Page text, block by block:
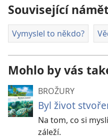
Související
Vymyslel to někdo?
Mohlo by vás
BROŽURY
Byl život
Na tom, co si
záleží.